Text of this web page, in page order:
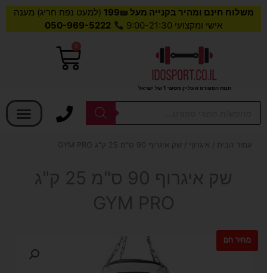
משלוח חינם ומהיר בקנייה מעל 199₪
(למעט נפח חריג) מענה
אישי ומקצועי 9:00-21:30
050-969-5222
חנות הספורט אונליין מספר 1 של ישראל
0
עגלת
Products
עמוד הבית / איגרוף / שק איגרוף 90 ס"מ 25 ק"ג GYM PRO
שק איגרוף 90 ס"מ 25 ק"ג
GYM PRO
מחיר חם